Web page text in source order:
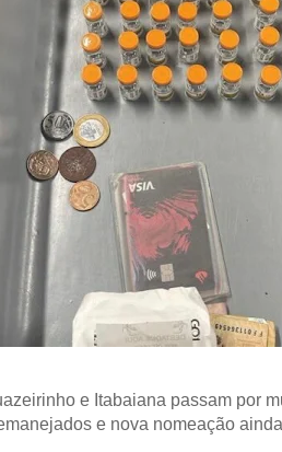
e Itabaiana passam por
e nova nomeação